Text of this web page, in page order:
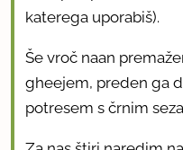
katerega uporabiš).
Še vroč naan
gheejem, preden ga
potresem s črnim